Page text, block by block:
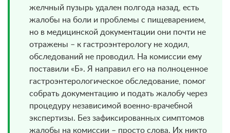
желчный пузырь удален полгода назад, есть
жалобы на боли и проблемы с пищеварением,
но в медицинской документации они почти не
отражены – к гастроэнтерологу не ходил,
обследований не проводил. На комиссии ему
поставили «Б». Я направил его на полноценное
гастроэнтерологическое обследование, помог
собрать документацию и подать жалобу через
процедуру независимой военно-врачебной
экспертизы. Без зафиксированных симптомов
жалобы на комиссии – просто слова. Их никто